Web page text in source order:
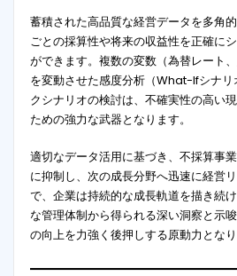
蓄積された高品質な経営データを多角
ごとの採算性や将来の収益性を正確に
ができます。複数の変数（為替レート
を変動させた感度分析（What-Ifシナリ
クシナリオの検討は、不確実性の高い
ための強力な武器となります。
適切なデータ活用に基づき、不採算事
に抑制し、次の成長分野へ迅速に経営
で、企業は持続的な成長軌道を描き続
な管理体制から得られる深い洞察と示
の向上を力強く後押しする原動力となり